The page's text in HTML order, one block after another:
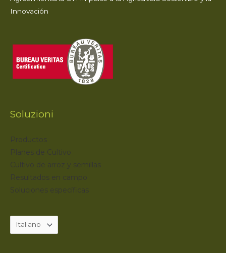
Innovación
Soluzioni
Productos
Planes de Cultivo
Cultivo de arroz y semillas
Resultados en campo
Soluciones específicas